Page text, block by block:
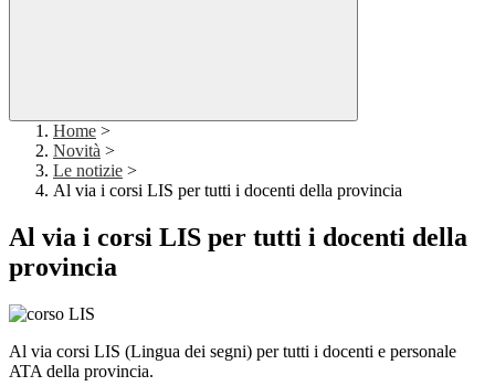
Home >
Novità >
Le notizie >
Al via i corsi LIS per tutti i docenti della provincia
Al via i corsi LIS per tutti i docenti della
provincia
Al via corsi LIS (Lingua dei segni) per tutti i docenti e personale
ATA della provincia.